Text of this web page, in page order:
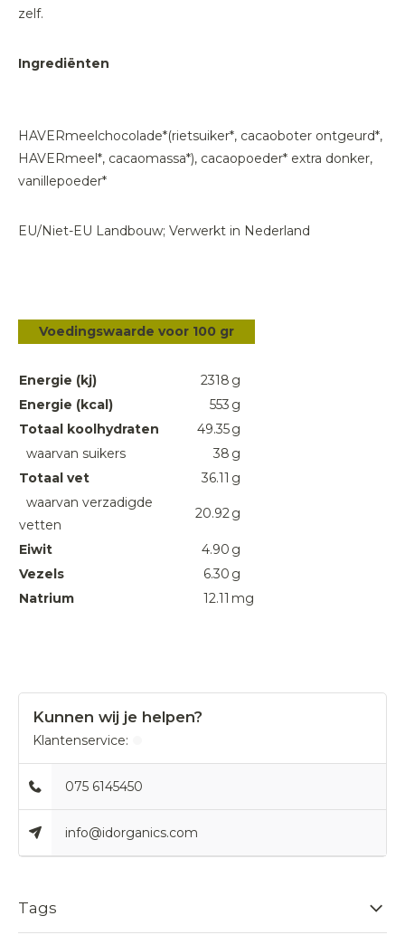
zelf.
Ingrediënten
HAVERmeelchocolade*(rietsuiker*, cacaoboter ontgeurd*,
HAVERmeel*, cacaomassa*), cacaopoeder* extra donker,
vanillepoeder*
EU/Niet-EU Landbouw; Verwerkt in Nederland
Voedingswaarde voor 100 gr
Energie (kj) 2318 g
Energie (kcal)
553 g
Totaal koolhydraten
49.35g
waarvan suikers
38 g
Totaal vet
36.11 g
waarvan verzadigde
vetten
20.92g
Eiwit 4.90 g
Vezels
6.30 g
Natrium
12.11 mg
Kunnen wij je helpen?
Klantenservice:
075 6145450
info@idorganics.com
Tags